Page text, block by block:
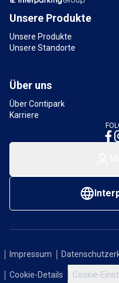
Unsere Produkte
Unsere Produkte
Unsere Standorte
Über uns
Über Contipark
Karriere
Impressum
Cookie-Details Cookie-